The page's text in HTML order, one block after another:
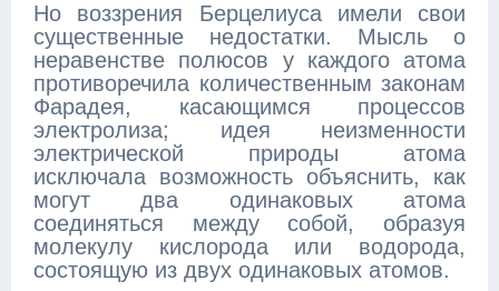
Но воззрения Берцелиуса имели свои
существенные недостатки. Мысль о
неравенстве полюсов у каждого атома
противоречила количественным законам
Фарадея, касающимся процессов
электролиза; идея неизменности
электрической природы атома
исключала возможность объяснить, как
могут два одинаковых атома
соединяться между собой, образуя
молекулу кислорода или водорода,
состоящую из двух одинаковых атомов.